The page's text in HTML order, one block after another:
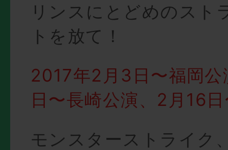
リンスにとどめのスト
トを放て！
2017年2月3日〜福岡
日〜長崎公演、2月16
モンスターストライク